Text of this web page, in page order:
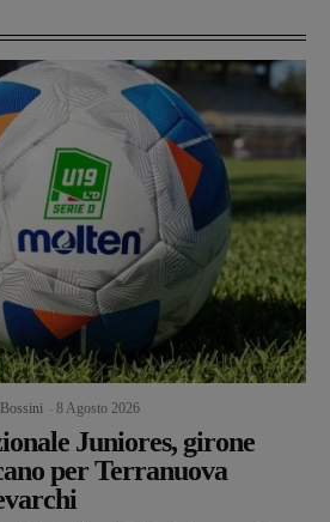
8 Agosto 2026
Juniores, girone
per Terranuova